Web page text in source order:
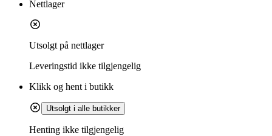
Nettlager
Utsolgt på nettlager
Leveringstid ikke tilgjengelig
Klikk og hent i butikk
Utsolgt i alle butikker
Henting ikke tilgjengelig